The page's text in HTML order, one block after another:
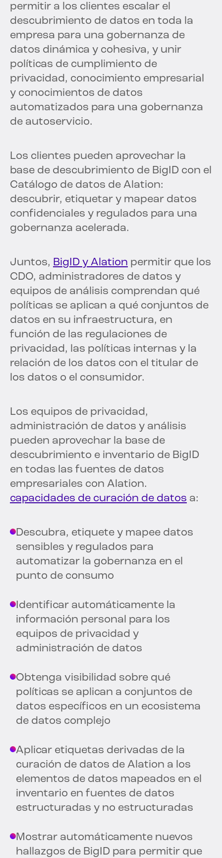
permitir a los clientes escalar el
descubrimiento de datos en toda la
empresa para una gobernanza de
datos dinámica y cohesiva, y unir
políticas de cumplimiento de
privacidad, conocimiento empresarial
y conocimientos de datos
automatizados para una gobernanza
de autoservicio.
Los clientes pueden aprovechar la
base de descubrimiento de BigID con el
Catálogo de datos de Alation:
descubrir, etiquetar y mapear datos
confidenciales y regulados para una
gobernanza acelerada.
Juntos, BigID y Alation permitir que los
CDO, administradores de datos y
equipos de análisis comprendan qué
políticas se aplican a qué conjuntos de
datos en su infraestructura, en
función de las regulaciones de
privacidad, las políticas internas y la
relación de los datos con el titular de
los datos o el consumidor.
Los equipos de privacidad,
administración de datos y análisis
pueden aprovechar la base de
descubrimiento e inventario de BigID
en todas las fuentes de datos
empresariales con Alation.
capacidades de curación de datos a:
Descubra, etiquete y mapee datos
sensibles y regulados para
automatizar la gobernanza en el
punto de consumo
Identificar automáticamente la
información personal para los
equipos de privacidad y
administración de datos
Obtenga visibilidad sobre qué
políticas se aplican a conjuntos de
datos específicos en un ecosistema
de datos complejo
Aplicar etiquetas derivadas de la
curación de datos de Alation a los
elementos de datos mapeados en el
inventario en fuentes de datos
estructuradas y no estructuradas
Mostrar automáticamente nuevos
hallazgos de BigID para permitir que